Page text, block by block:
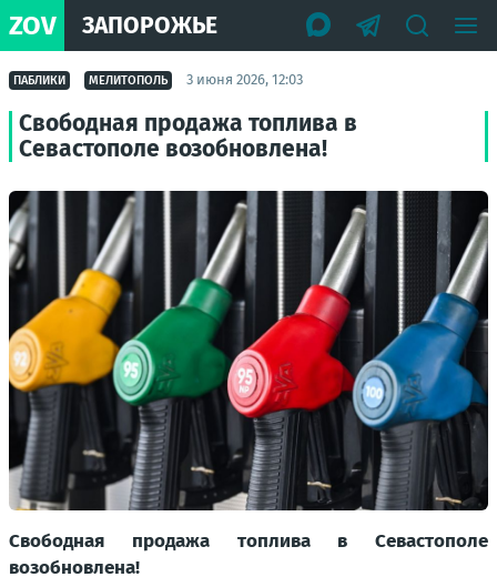
ZOV ЗАПОРОЖЬЕ
ПАБЛИКИ МЕЛИТОПОЛЬ 3 июня 2026, 12:03
Свободная продажа топлива в
Севастополе возобновлена!
Свободная продажа топлива в Севастополе
возобновлена!